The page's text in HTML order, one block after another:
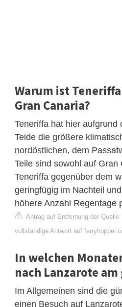
Warum ist
Gran Canaria?
Teneriffa hat hier aufgrund
Teide die größere
nordöstlichen, dem
Teile sind sowohl auf Gran
Teneriffa gegenüber dem
geringfügig im Nachteil
höhere Anzahl Regentage
Antrag auf Entfernung der Quelle
vollständige Antwort auf
In welchen
nach Lanzarote
Im Allgemeinen sind die
einen Besuch auf